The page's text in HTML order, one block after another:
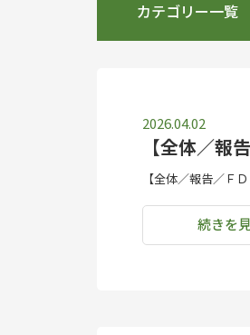
カテゴリー一覧
2026.04.02
【全体／報
【全体／報告／Ｆ
続きを